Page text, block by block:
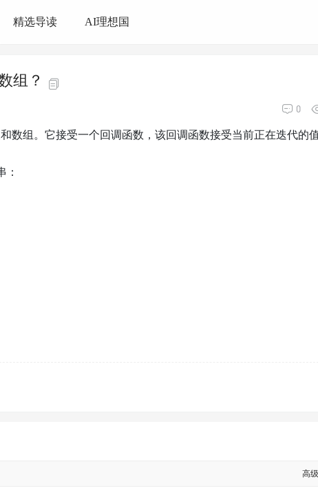
精选导读 AI理想国
组？
0
数组。它接受一个回调函数，该回调函数接受当前正在迭代的
：
高